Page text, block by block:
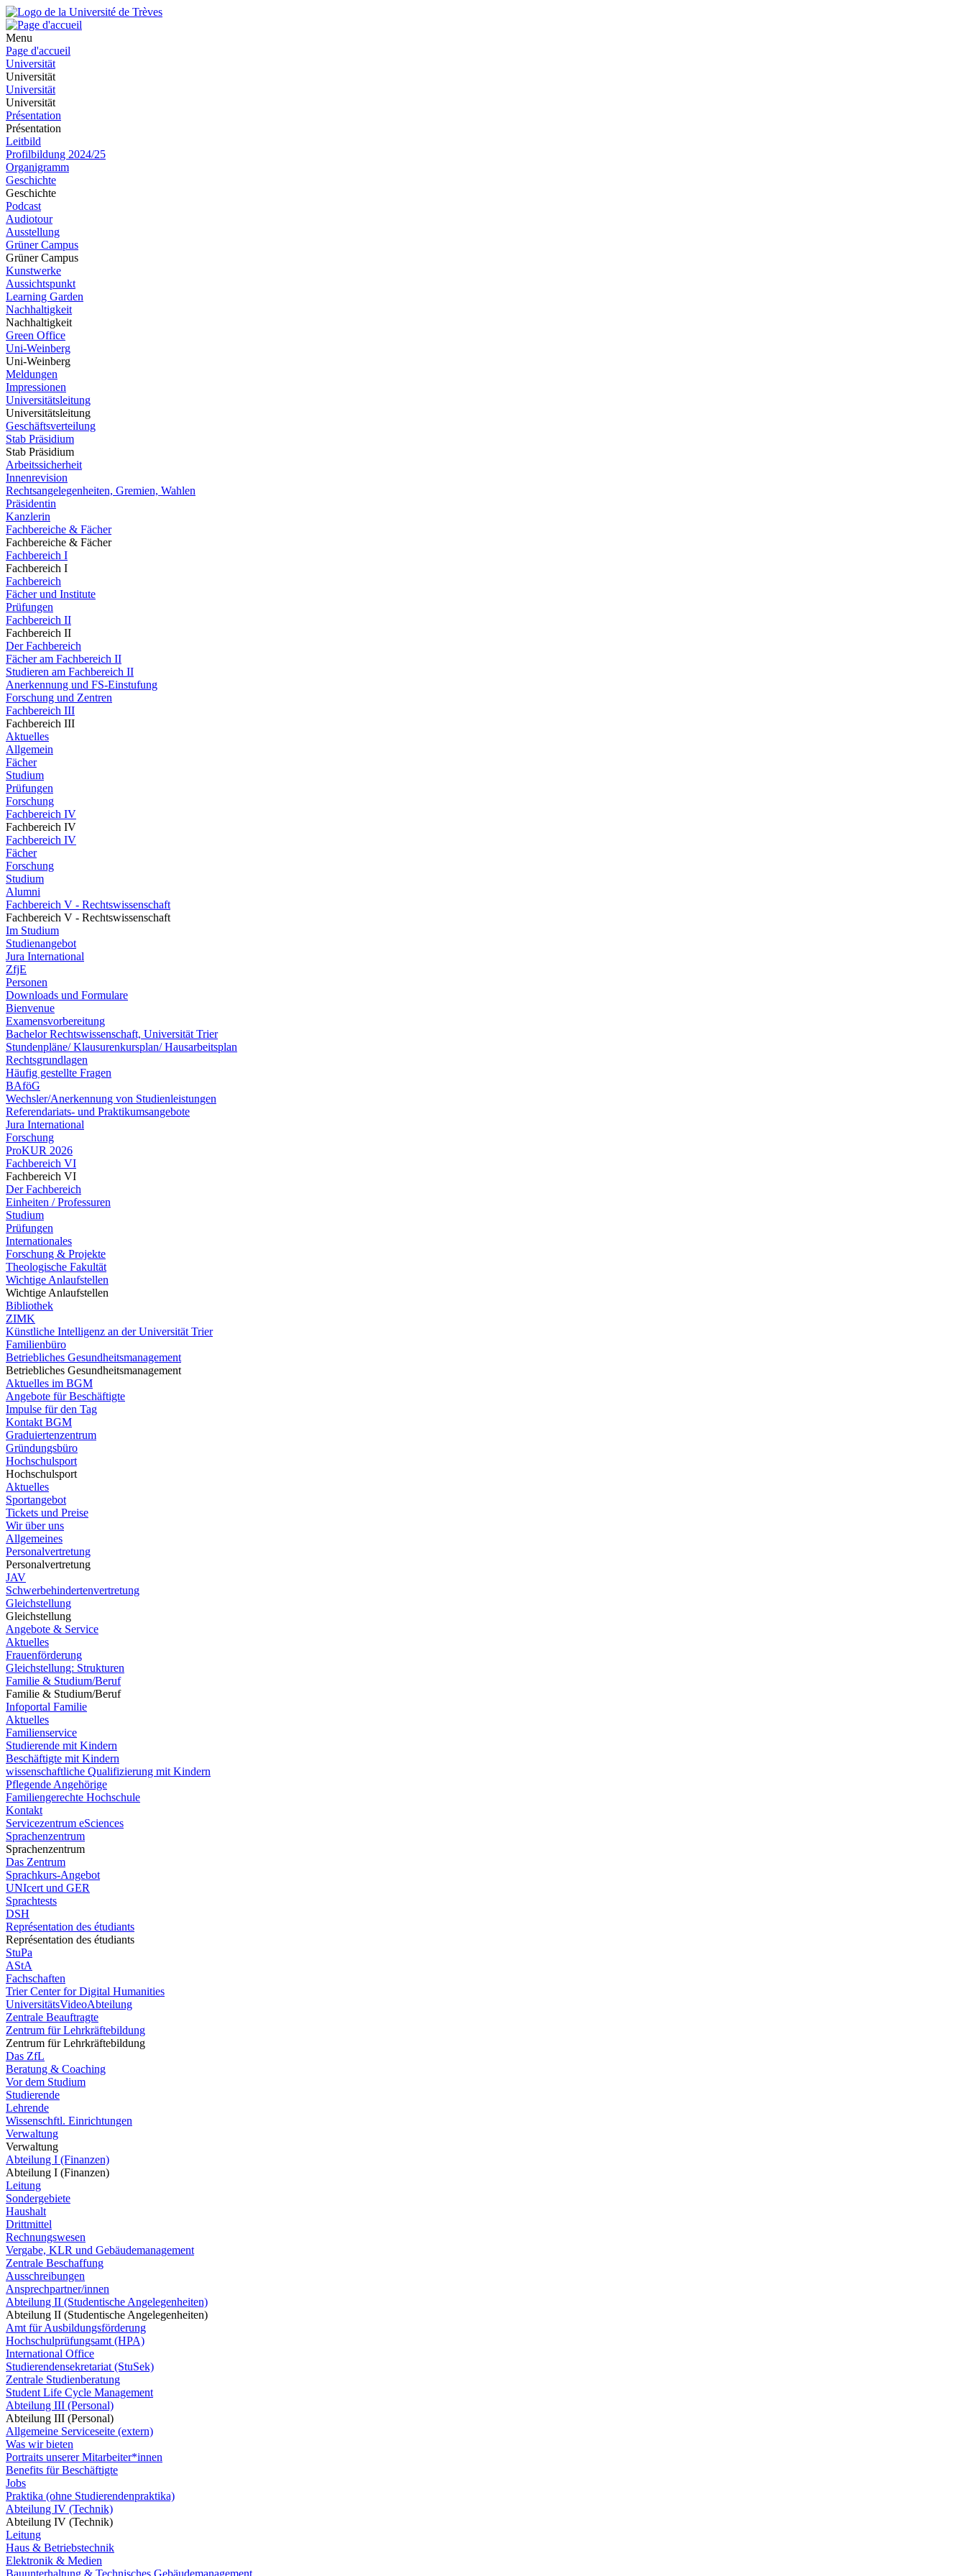
Menu
Page d'accueil
Universität
Universität
Universität
Universität
Présentation
Présentation
Leitbild
Profilbildung 2024/25
Organigramm
Geschichte
Geschichte
Podcast
Audiotour
Ausstellung
Grüner Campus
Grüner Campus
Kunstwerke
Aussichtspunkt
Learning Garden
Nachhaltigkeit
Nachhaltigkeit
Green Office
Uni-Weinberg
Uni-Weinberg
Meldungen
Impressionen
Universitätsleitung
Universitätsleitung
Geschäftsverteilung
Stab Präsidium
Stab Präsidium
Arbeitssicherheit
Innenrevision
Rechtsangelegenheiten, Gremien, Wahlen
Präsidentin
Kanzlerin
Fachbereiche & Fächer
Fachbereiche & Fächer
Fachbereich I
Fachbereich I
Fachbereich
Fächer und Institute
Prüfungen
Fachbereich II
Fachbereich II
Der Fachbereich
Fächer am Fachbereich II
Studieren am Fachbereich II
Anerkennung und FS-Einstufung
Forschung und Zentren
Fachbereich III
Fachbereich III
Aktuelles
Allgemein
Fächer
Studium
Prüfungen
Forschung
Fachbereich IV
Fachbereich IV
Fachbereich IV
Fächer
Forschung
Studium
Alumni
Fachbereich V - Rechtswissenschaft
Fachbereich V - Rechtswissenschaft
Im Studium
Studienangebot
Jura International
ZfjE
Personen
Downloads und Formulare
Bienvenue
Examensvorbereitung
Bachelor Rechtswissenschaft, Universität Trier
Stundenpläne/ Klausurenkursplan/ Hausarbeitsplan
Rechtsgrundlagen
Häufig gestellte Fragen
BAföG
Wechsler/Anerkennung von Studienleistungen
Referendariats- und Praktikumsangebote
Jura International
Forschung
ProKUR 2026
Fachbereich VI
Fachbereich VI
Der Fachbereich
Einheiten / Professuren
Studium
Prüfungen
Internationales
Forschung & Projekte
Theologische Fakultät
Wichtige Anlaufstellen
Wichtige Anlaufstellen
Bibliothek
ZIMK
Künstliche Intelligenz an der Universität Trier
Familienbüro
Betriebliches Gesundheitsmanagement
Betriebliches Gesundheitsmanagement
Aktuelles im BGM
Angebote für Beschäftigte
Impulse für den Tag
Kontakt BGM
Graduiertenzentrum
Gründungsbüro
Hochschulsport
Hochschulsport
Aktuelles
Sportangebot
Tickets und Preise
Wir über uns
Allgemeines
Personalvertretung
Personalvertretung
JAV
Schwerbehindertenvertretung
Gleichstellung
Gleichstellung
Angebote & Service
Aktuelles
Frauenförderung
Gleichstellung: Strukturen
Familie & Studium/Beruf
Familie & Studium/Beruf
Infoportal Familie
Aktuelles
Familienservice
Studierende mit Kindern
Beschäftigte mit Kindern
wissenschaftliche Qualifizierung mit Kindern
Pflegende Angehörige
Familiengerechte Hochschule
Kontakt
Servicezentrum eSciences
Sprachenzentrum
Sprachenzentrum
Das Zentrum
Sprachkurs-Angebot
UNIcert und GER
Sprachtests
DSH
Représentation des étudiants
Représentation des étudiants
StuPa
AStA
Fachschaften
Trier Center for Digital Humanities
UniversitätsVideoAbteilung
Zentrale Beauftragte
Zentrum für Lehrkräftebildung
Zentrum für Lehrkräftebildung
Das ZfL
Beratung & Coaching
Vor dem Studium
Studierende
Lehrende
Wissenschftl. Einrichtungen
Verwaltung
Verwaltung
Abteilung I (Finanzen)
Abteilung I (Finanzen)
Leitung
Sondergebiete
Haushalt
Drittmittel
Rechnungswesen
Vergabe, KLR und Gebäudemanagement
Zentrale Beschaffung
Ausschreibungen
Ansprechpartner/innen
Abteilung II (Studentische Angelegenheiten)
Abteilung II (Studentische Angelegenheiten)
Amt für Ausbildungsförderung
Hochschulprüfungsamt (HPA)
International Office
Studierendensekretariat (StuSek)
Zentrale Studienberatung
Student Life Cycle Management
Abteilung III (Personal)
Abteilung III (Personal)
Allgemeine Serviceseite (extern)
Was wir bieten
Portraits unserer Mitarbeiter*innen
Benefits für Beschäftigte
Jobs
Praktika (ohne Studierendenpraktika)
Abteilung IV (Technik)
Abteilung IV (Technik)
Leitung
Haus & Betriebstechnik
Elektronik & Medien
Bauunterhaltung & Technisches Gebäudemanagement